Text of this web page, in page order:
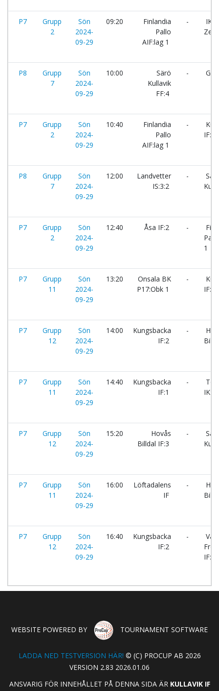
P7
Grupp
2
Sön
2024-
09-29
09:20
Finlandia
Pallo
AIF:lag 1
-
IK
P8
Grupp
7
Sön
2024-
09-29
10:00
Särö
Kullavik
FF:4
-
P7
Grupp
2
Sön
2024-
09-29
10:40
Finlandia
Pallo
AIF:lag 1
-
IF:1
P8
Grupp
7
Sön
2024-
09-29
12:00
Landvetter
IS:3:2
-
P7
Grupp
2
Sön
2024-
09-29
12:40 Åsa IF:2 -
1
P7
Grupp
11
Sön
2024-
09-29
13:20
Onsala BK
P17:Obk 1
-
IF:1
P7
Grupp
12
Sön
2024-
09-29
14:00
Kungsbacka
IF:2
-
P7
Grupp
11
Sön
2024-
09-29
14:40
Kungsbacka
IF:1
-
P7
Grupp
12
Sön
2024-
09-29
15:20
Hovås
Billdal IF:3
-
P7
Grupp
11
Sön
2024-
09-29
16:00
Löftadalens
IF
-
P7
Grupp
12
Sön
2024-
09-29
16:40
Kungsbacka
IF:2
-
WEBSITE POWERED BY TOURNAMENT SOFTWARE
LADDA NED TESTVERSION HÄR! © (C) PROCUP AB 2026
VERSION 2.83 2026.01.06
ANSVARIG FÖR INNEHÅLLET PÅ DENNA SIDA ÄR KULLAVIK IF